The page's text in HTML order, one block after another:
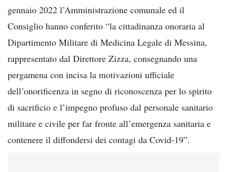
gennaio 2022 l’Amministrazione comunale ed il
Consiglio hanno conferito “la cittadinanza onoraria al
Dipartimento Militare di Medicina Legale di Messina,
rappresentato dal Direttore Zizza, consegnando una
pergamena con incisa la motivazioni ufficiale
dell’onorificenza in segno di riconoscenza per lo spirito
di sacrificio e l’impegno profuso dal personale sanitario
militare e civile per far fronte all’emergenza sanitaria e
contenere il diffondersi dei contagi da Covid-19”.